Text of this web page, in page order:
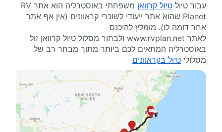
עבור טיול טיול קרוואן משפחתי באוסטרליה הוא אתר RV
Planet שהוא אתר ייעודי לשוכרי קראוונים (אין אף אתר
אחר דומה לו). מומלץ להיכנס
לאתר www.rvplan.net ולבחור מסלול טיול קרוואן זול
באוסטרליה המתאים לכם ביותר מתוך מבחר רב של
מסלולי טיול בקראוונים